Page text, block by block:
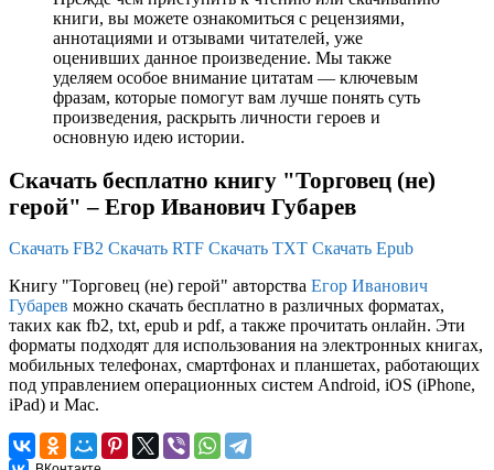
книги, вы можете ознакомиться с рецензиями,
аннотациями и отзывами читателей, уже
оценивших данное произведение. Мы также
уделяем особое внимание цитатам — ключевым
фразам, которые помогут вам лучше понять суть
произведения, раскрыть личности героев и
основную идею истории.
Скачать бесплатно книгу "Торговец (не)
герой" – Егор Иванович Губарев
Скачать FB2 Скачать RTF Скачать TXT Скачать Epub
Книгу "Торговец (не) герой" авторства Егор Иванович
Губарев можно скачать бесплатно в различных форматах,
таких как fb2, txt, epub и pdf, а также прочитать онлайн. Эти
форматы подходят для использования на электронных книгах,
мобильных телефонах, смартфонах и планшетах, работающих
под управлением операционных систем Android, iOS (iPhone,
iPad) и Mac.